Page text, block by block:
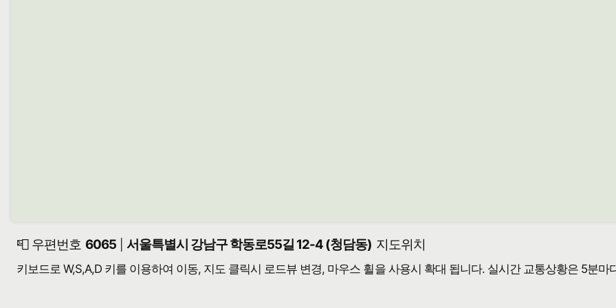
📮 우편번호 6065 서울특별시 강남구 학동로55길 12-4 (청담동) 지도위치
키보드로 W,S,A,D 키를 이용하여 이동, 지도 클릭시 로드뷰 변경, 마우스 휠을 사용시 확대 됩니다. 실시간 교통상황은 5분마